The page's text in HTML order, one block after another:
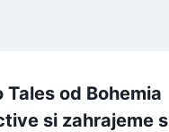
Tales od Bohemia
si zahrajeme s